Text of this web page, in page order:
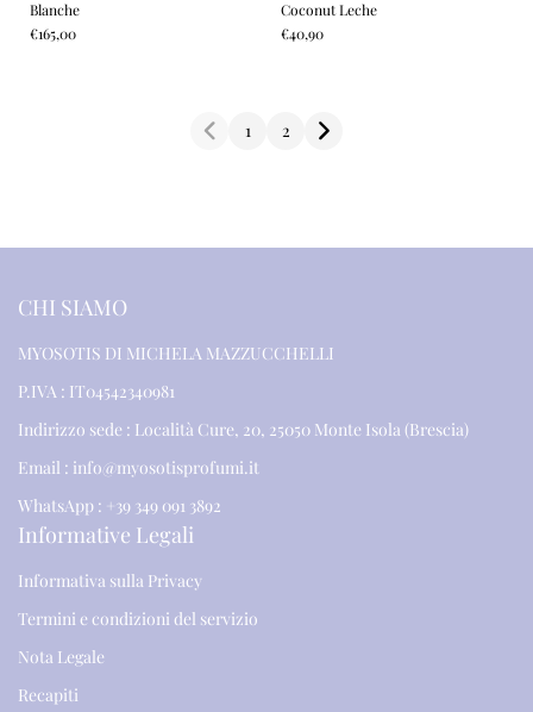
Blanche
€165,00
Coconut Leche
€40,90
1 2
CHI SIAMO
MYOSOTIS DI MICHELA MAZZUCCHELLI
P.IVA : IT04542340981
Indirizzo sede : Località Cure, 20, 25050 Monte Isola (Brescia)
Email : info@myosotisprofumi.it
WhatsApp : +39 349 091 3892
Informative Legali
Informativa sulla Privacy
Termini e condizioni del servizio
Nota Legale
Recapiti